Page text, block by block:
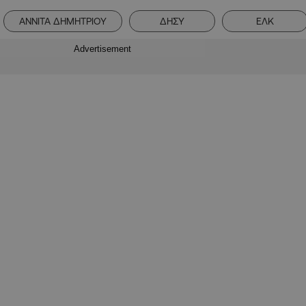
ΑΝΝΙΤΑ ΔΗΜΗΤΡΙΟΥ ΔΗΣΥ ΕΛΚ
Advertisement